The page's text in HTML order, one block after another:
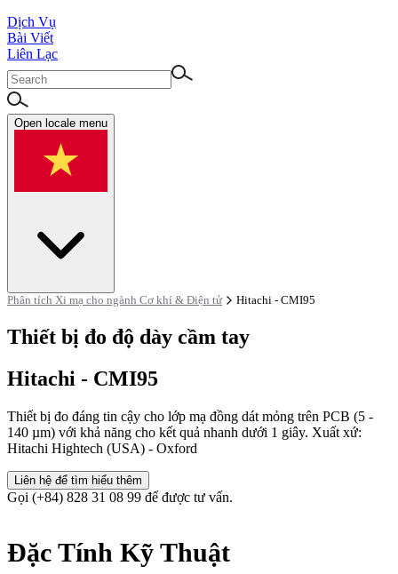
Dịch Vụ
Bài Viết
Liên Lạc
Open locale menu
Phân tích Xi mạ cho ngành Cơ khí & Điện tử Hitachi - CMI95
Thiết bị đo độ dày cầm tay
Hitachi - CMI95
Thiết bị đo đáng tin cậy cho lớp mạ đồng dát mỏng trên PCB (5 -
140 µm) với khả năng cho kết quả nhanh dưới 1 giây. Xuất xứ:
Hitachi Hightech (USA) - Oxford
Liên hệ để tìm hiểu thêm
Gọi (+84) 828 31 08 99 để được tư vấn.
Đặc Tính Kỹ Thuật